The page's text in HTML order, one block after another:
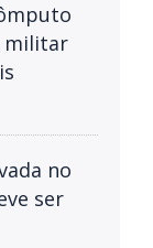
militar
no
ser